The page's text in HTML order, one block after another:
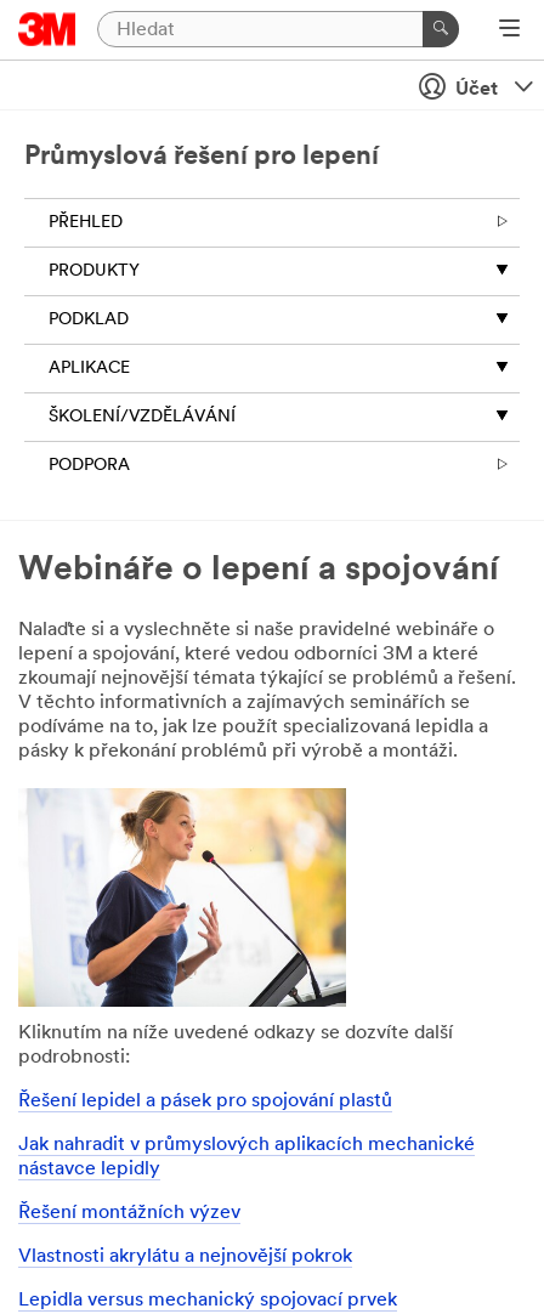
Zavření
zprávu
Děkujeme
váš
zájem
o
3M.
Abychom
vám
pomohli
efektivně
spravovat
dotaz,
zdvořile
žádáme
o
poskytnutí
některých
klíčových
informací,
vašich
Informace,
poskytnete,
budou
použity
k
odpovědi
na
vaši
žádost
e-
mailem
nebo
zástupcem
3M
nebo
Účet
Průmyslová řešení pro lepení
PŘEHLED
PRODUKTY
PODKLAD
APLIKACE
ŠKOLENÍ/VZDĚLÁVÁNÍ
PODPORA
Webináře o lepení a spojování
Nalaďte si a vyslechněte si naše pravidelné webináře o
lepení a spojování, které vedou odborníci 3M a které
zkoumají nejnovější témata týkající se problémů a řešení.
V těchto informativních a zajímavých seminářích se
podíváme na to, jak lze použít specializovaná lepidla a
pásky k překonání problémů při výrobě a montáži.
Kliknutím na níže uvedené odkazy se dozvíte další
podrobnosti:
Řešení lepidel a pásek pro spojování plastů
Jak nahradit v průmyslových aplikacích mechanické
nástavce lepidly
Řešení montážních výzev
Vlastnosti akrylátu a nejnovější pokrok
Lepidla versus mechanický spojovací prvek